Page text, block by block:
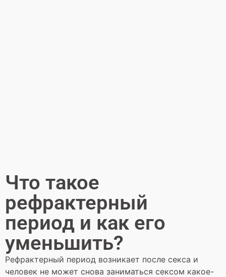
Что такое
рефрактерный
период и как его
уменьшить?
Рефрактерный период возникает после секса и
человек не может снова заниматься сексом какое-